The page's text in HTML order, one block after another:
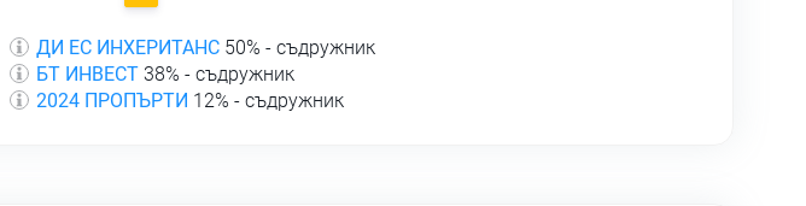
ДИ ЕС ИНХЕРИТАНС 50% - съдружник
БТ ИНВЕСТ 38% - съдружник
2024 ПРОПЪРТИ 12% - съдружник